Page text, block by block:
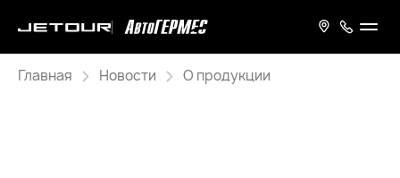
Главная Новости О продукции